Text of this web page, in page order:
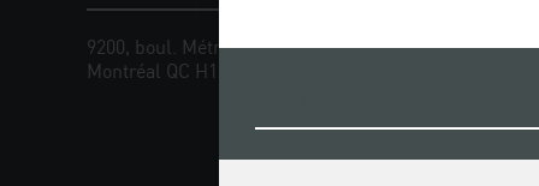
9200, boul. Métropolitain Est
Montréal QC H1K 4L2